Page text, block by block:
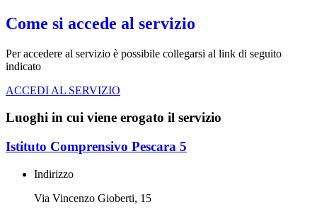
Come si accede al servizio
Per accedere al servizio è possibile collegarsi al link di seguito
indicato
ACCEDI AL SERVIZIO
Luoghi in cui viene erogato il servizio
Istituto Comprensivo Pescara 5
Indirizzo
Via Vincenzo Gioberti, 15